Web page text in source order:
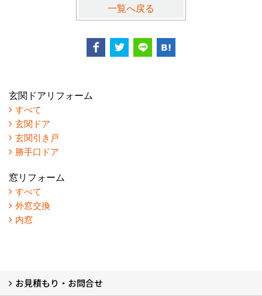
一覧へ戻る
玄関ドアリフォーム
すべて
玄関ドア
玄関引き戸
勝手口ドア
窓リフォーム
すべて
外窓交換
内窓
お見積もり・お問合せ